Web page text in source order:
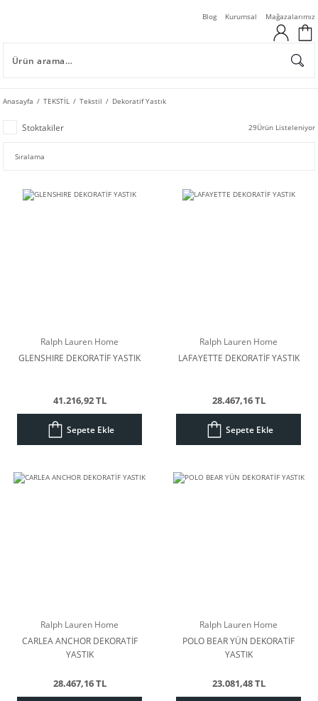
Blog Kurumsal Mağazalarımız
Anasayfa TEKSTİL Tekstil Dekoratif Yastık
Stoktakiler 29Ürün Listeleniyor
Ralph Lauren Home
GLENSHIRE DEKORATİF YASTIK
41.216,92 TL
Sepete Ekle
Ralph Lauren Home
LAFAYETTE DEKORATİF YASTIK
28.467,16 TL
Sepete Ekle
Ralph Lauren Home
CARLEA ANCHOR DEKORATİF
YASTIK
28.467,16 TL
Ralph Lauren Home
POLO BEAR YÜN DEKORATİF
YASTIK
23.081,48 TL